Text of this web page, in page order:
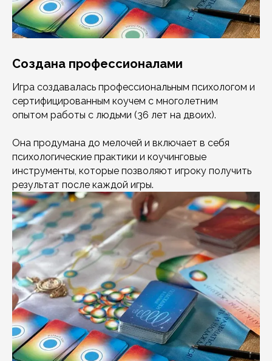
Создана профессионалами
Игра создавалась профессиональным психологом и
сертифицированным коучем с многолетним
опытом работы с людьми (36 лет на двоих).
Она продумана до мелочей и включает в себя
психологические практики и коучинговые
инструменты, которые позволяют игроку получить
результат после каждой игры.